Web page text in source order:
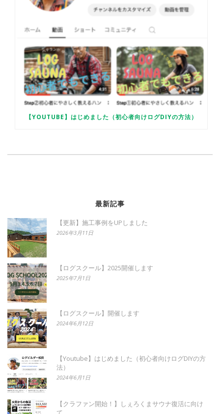
【YOUTUBE】はじめました（初心者向けログDIYの方法）
最新記事
【更新】施工事例をUPしました
2026年3月11日
【ログスクール】2025開催します
2025年7月1日
【ログスクール】開催します
2024年6月12日
【Youtube】はじめました（初心者向けログDIYの方
法）
2024年6月1日
【クラファン開始！】しぇろくまサウナ復活に向け